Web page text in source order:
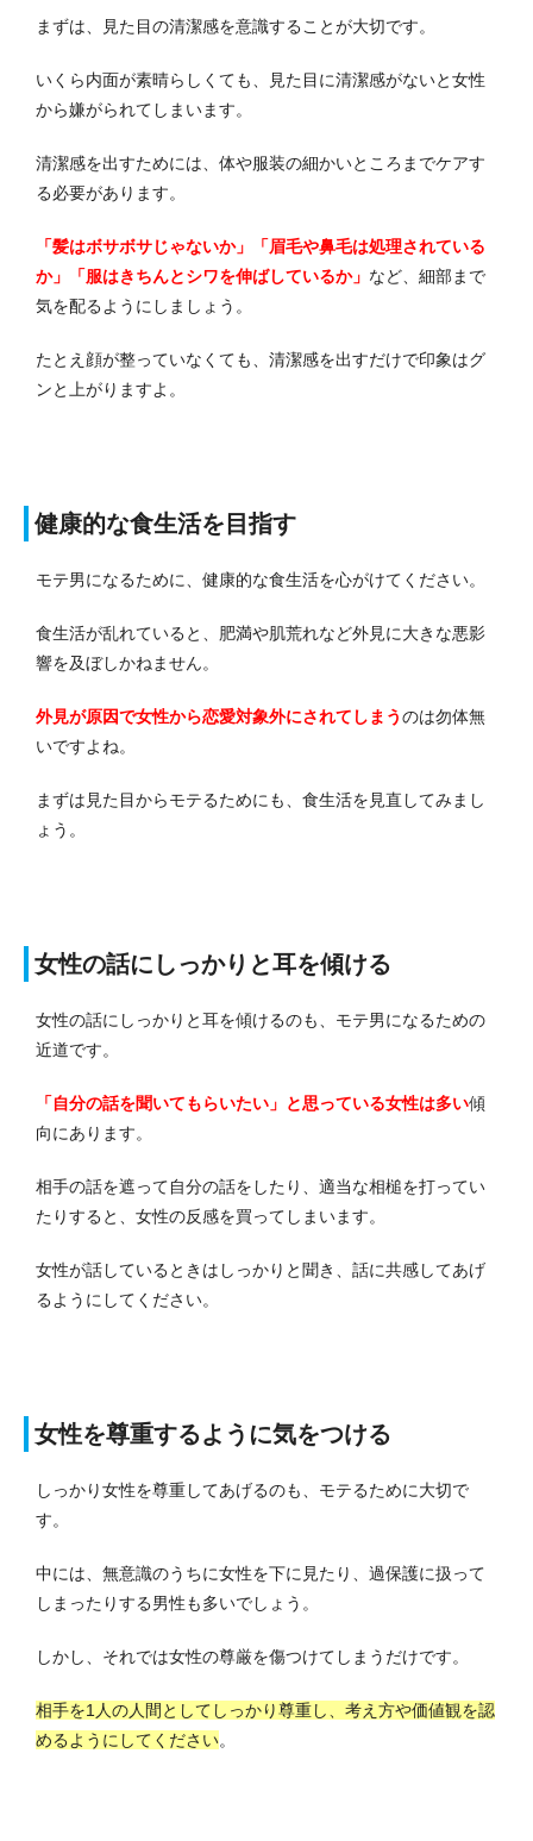
まずは、見た目の清潔感を意識することが大切です。
いくら内面が素晴らしくても、見た目に清潔感がないと女性
から嫌がられてしまいます。
清潔感を出すためには、体や服装の細かいところまでケアす
る必要があります。
「髪はボサボサじゃないか」「眉毛や鼻毛は処理されている
か」「服はきちんとシワを伸ばしているか」 など、細部まで
気を配るようにしましょう。
たとえ顔が整っていなくても、清潔感を出すだけで印象はグ
ンと上がりますよ。
健康的な食生活を目指す
モテ男になるために、健康的な食生活を心がけてください。
食生活が乱れていると、肥満や肌荒れなど外見に大きな悪影
響を及ぼしかねません。
外見が原因で女性から恋愛対象外にされてしまうのは勿体無
いですよね。
まずは見た目からモテるためにも、食生活を見直してみまし
ょう。
女性の話にしっかりと耳を傾ける
女性の話にしっかりと耳を傾けるのも、モテ男になるための
近道です。
「自分の話を聞いてもらいたい」と思っている女性は多い傾
向にあります。
相手の話を遮って自分の話をしたり、適当な相槌を打ってい
たりすると、女性の反感を買ってしまいます。
女性が話しているときはしっかりと聞き、話に共感してあげ
るようにしてください。
女性を尊重するように気をつける
しっかり女性を尊重してあげるのも、モテるために大切で
す。
中には、無意識のうちに女性を下に見たり、過保護に扱って
しまったりする男性も多いでしょう。
しかし、それでは女性の尊厳を傷つけてしまうだけです。
相手を1人の人間としてしっかり尊重し、考え方や価値観を認
めるようにしてください。